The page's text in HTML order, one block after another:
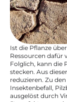
Ist die Pflanze
Ressourcen dafür
Folglich, kann die
stecken. Aus
reduzieren. Zu
Insektenbefall,
ausgelöst durch